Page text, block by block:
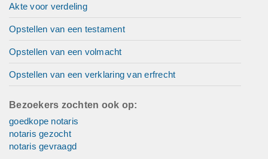
Akte voor verdeling
Opstellen van een testament
Opstellen van een volmacht
Opstellen van een verklaring van erfrecht
Bezoekers zochten ook op:
goedkope notaris
notaris gezocht
notaris gevraagd